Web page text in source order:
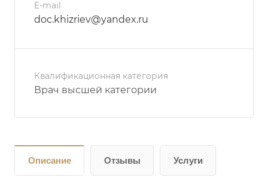
E-mail
doc.khizriev@yandex.ru
Квалификационная категория
Врач высшей категории
Описание Отзывы Услуги